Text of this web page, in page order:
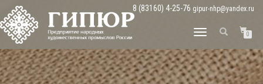
8 (83160) 4-25-76 gipur-nhp@yandex.ru
ПЕРЕКЛЮЧИТЬ
0